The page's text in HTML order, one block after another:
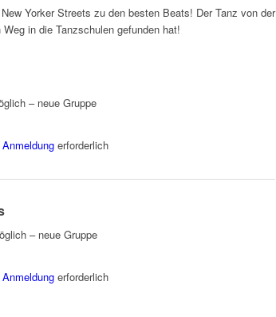
Yorker Streets zu den besten Beats! Der Tanz von der
in die Tanzschulen gefunden hat!
– neue Gruppe
Anmeldung erforderlich
– neue Gruppe
Anmeldung erforderlich